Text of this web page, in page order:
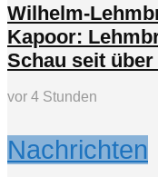
Wilhelm-
Kapoor:
Schau seit
vor 4 Stunden
Nachrichten